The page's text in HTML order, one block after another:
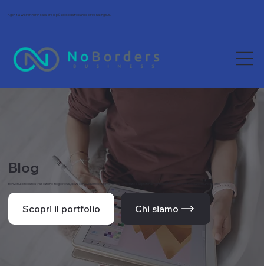
Agenzia Wix Partner in Italia. Tra le più scelte da freelance e PMI. Rating 5/5.
Blog
Benvenuto nella nostra sezione Blog e News, dove condividiamo le ultime novità, tendenze e approfondimenti dal mondo del web e della comunicazione.
Scopri il portfolio Chi siamo